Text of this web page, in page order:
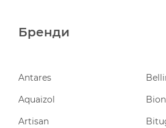
Бренди
Antares
Aquaizol
Artisan